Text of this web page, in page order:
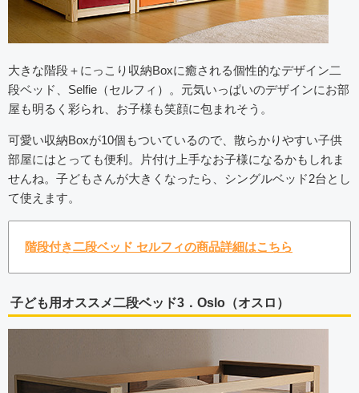
大きな階段＋にっこり収納Boxに癒される個性的なデザイン二
段ベッド、Selfie（セルフィ）。元気いっぱいのデザインにお部
屋も明るく彩られ、お子様も笑顔に包まれそう。
可愛い収納Boxが10個もついているので、散らかりやすい子供
部屋にはとっても便利。片付け上手なお子様になるかもしれま
せんね。子どもさんが大きくなったら、シングルベッド2台とし
て使えます。
階段付き二段ベッド セルフィの商品詳細はこちら
子ども用オススメ二段ベッド3．Oslo（オスロ）